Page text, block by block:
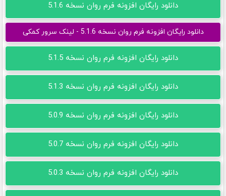
دانلود رایگان افزونه فرم روان نسخه 5.1.6
دانلود رایگان افزونه فرم روان نسخه 5.1.6 - لینک سرور کمکی
دانلود رایگان افزونه فرم روان نسخه 5.1.5
دانلود رایگان افزونه فرم روان نسخه 5.1.3
دانلود رایگان افزونه فرم روان نسخه 5.0.9
دانلود رایگان افزونه فرم روان نسخه 5.0.7
دانلود رایگان افزونه فرم روان نسخه 5.0.3